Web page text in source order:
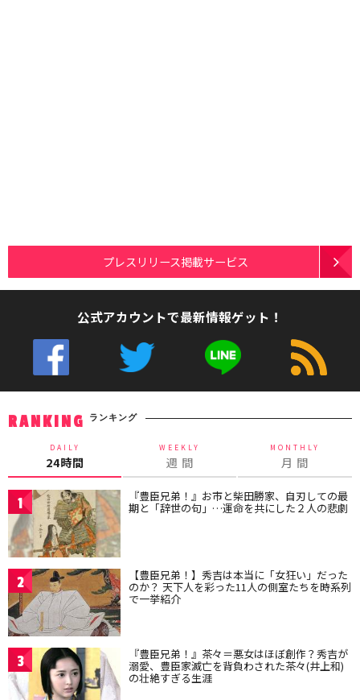
プレスリリース掲載サービス
公式アカウントで最新情報ゲット！
RANKING ランキング
DAILY
24時間
WEEKLY
週 間
MONTHLY
月 間
1 『豊臣兄弟！』お市と柴田勝家、自刃しての最
期と「辞世の句」…運命を共にした２人の悲劇
2 【豊臣兄弟！】秀吉は本当に「女狂い」だった
のか？ 天下人を彩った11人の側室たちを時系列
で一挙紹介
3 『豊臣兄弟！』茶々＝悪女はほぼ創作？秀吉が
溺愛、豊臣家滅亡を背負わされた茶々(井上和)
の壮絶すぎる生涯